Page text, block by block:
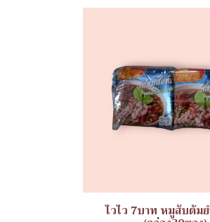
ไวไว 7บาท หมูสับต้ม